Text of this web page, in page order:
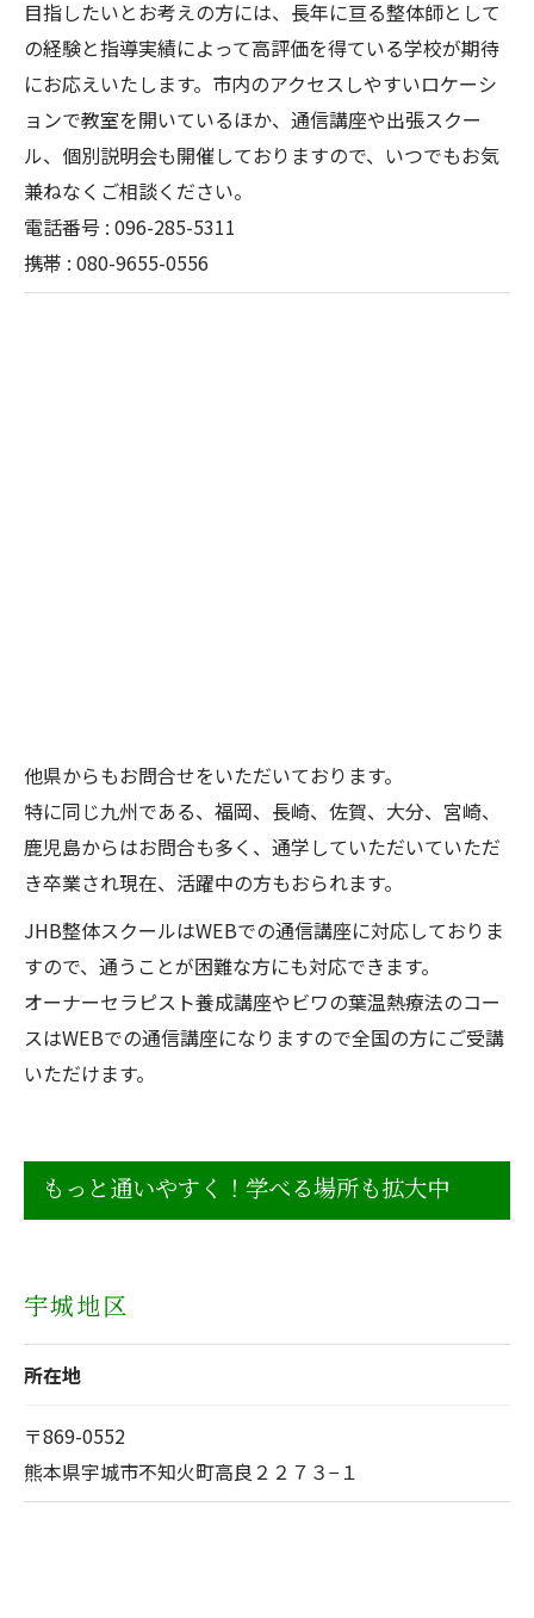
目指したいとお考えの方には、長年に亘る整体師として
の経験と指導実績によって高評価を得ている学校が期待
にお応えいたします。市内のアクセスしやすいロケーシ
ョンで教室を開いているほか、通信講座や出張スクー
ル、個別説明会も開催しておりますので、いつでもお気
兼ねなくご相談ください。
電話番号 : 096-285-5311
携帯 : 080-9655-0556
他県からもお問合せをいただいております。
特に同じ九州である、福岡、長崎、佐賀、大分、宮崎、
鹿児島からはお問合も多く、通学していただいていただ
き卒業され現在、活躍中の方もおられます。
JHB整体スクールはWEBでの通信講座に対応しておりま
すので、通うことが困難な方にも対応できます。
オーナーセラピスト養成講座やビワの葉温熱療法のコー
スはWEBでの通信講座になりますので全国の方にご受講
いただけます。
もっと通いやすく！学べる場所も拡大中
宇城地区
所在地
〒869-0552
熊本県宇城市不知火町高良２２７３−１